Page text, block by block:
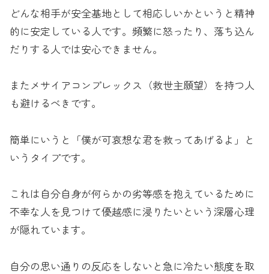
どんな相手が安全基地として相応しいかというと精神
的に安定している人です。頻繁に怒ったり、落ち込ん
だりする人では安心できません。
またメサイアコンプレックス（救世主願望）を持つ人
も避けるべきです。
簡単にいうと「僕が可哀想な君を救ってあげるよ」と
いうタイプです。
これは自分自身が何らかの劣等感を抱えているために
不幸な人を見つけて優越感に浸りたいという深層心理
が隠れています。
自分の思い通りの反応をしないと急に冷たい態度を取